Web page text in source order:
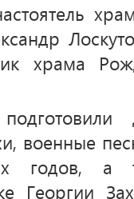
храма
военные
годов, а
Георгии